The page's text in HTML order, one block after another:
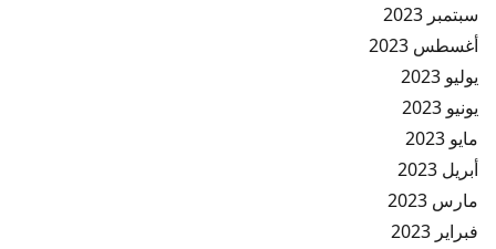
سبتمبر 2023
أغسطس 2023
يوليو 2023
يونيو 2023
مايو 2023
أبريل 2023
مارس 2023
فبراير 2023